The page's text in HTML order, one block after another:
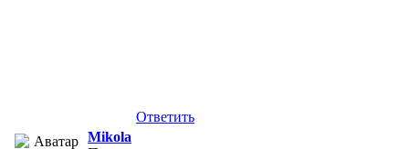
Ответить
Mikola